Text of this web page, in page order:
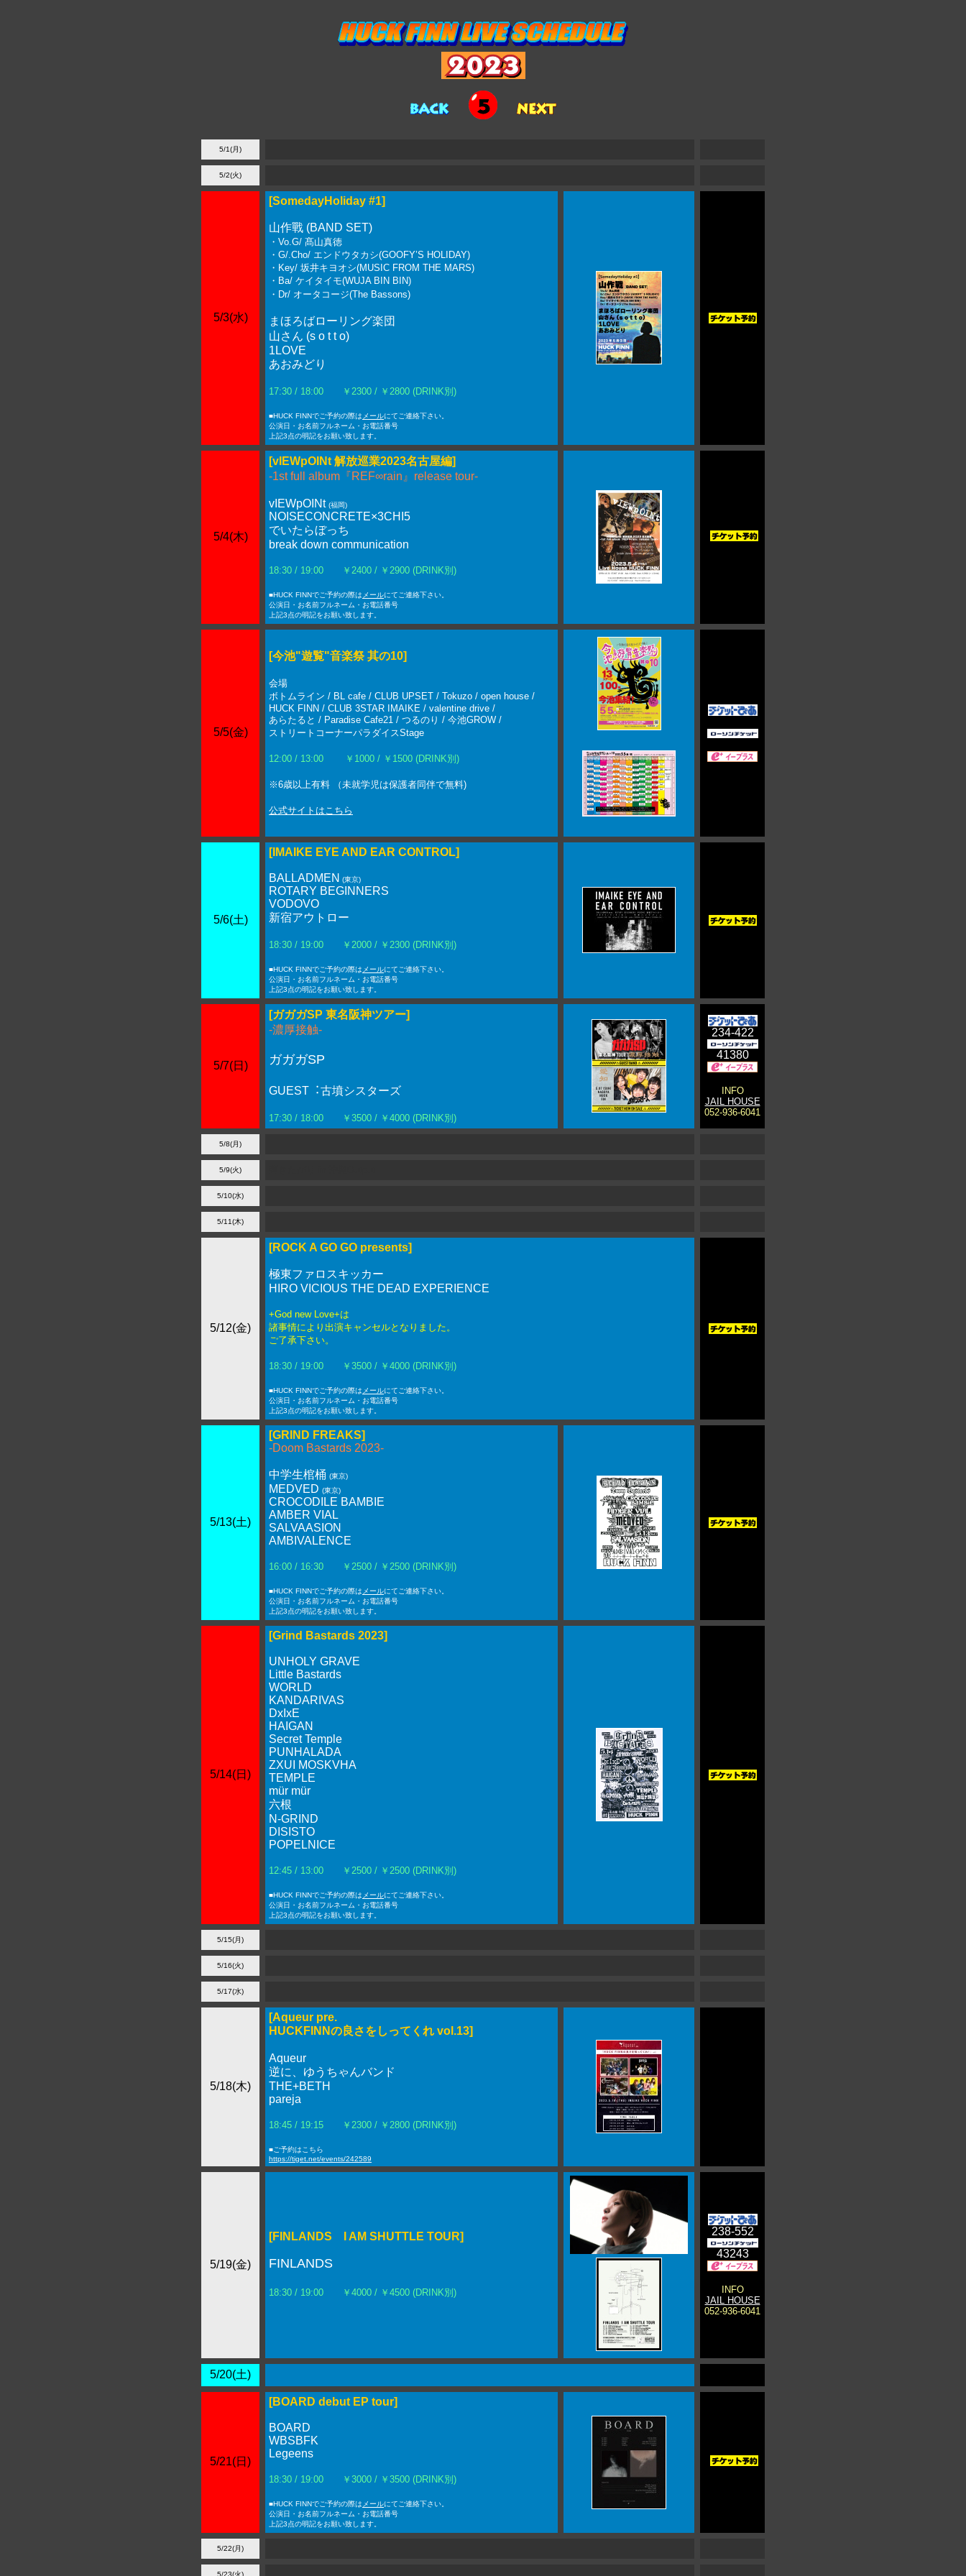
5/1(月)
5/2(火)
5/3(水)
[SomedayHoliday #1]
山作戰 (BAND SET)
・Vo.G/ 髙山真徳
・G/.Cho/ エンドウタカシ(GOOFY’S HOLIDAY)
・Key/ 坂井キヨオシ(MUSIC FROM THE MARS)
・Ba/ ケイタイモ(WUJA BIN BIN)
・Dr/ オータコージ(The Bassons)
まほろばローリング楽団
山さん (s o t t o)
1LOVE
あおみどり
17:30 / 18:00 ￥2300 / ￥2800 (DRINK別)
■HUCK FINNでご予約の際は メールにてご連絡下さい。
公演日・お名前フルネーム・お電話番号
上記3点の明記をお願い致します。
5/4(木)
[vIEWpOINt 解放巡業2023名古屋編]
-1st full album『REF∞rain』release tour-
vIEWpOINt (福岡)
NOISECONCRETE×3CHI5
でいたらぼっち
break down communication
18:30 / 19:00 ￥2400 / ￥2900 (DRINK別)
■HUCK FINNでご予約の際は メールにてご連絡下さい。
公演日・お名前フルネーム・お電話番号
上記3点の明記をお願い致します。
5/5(金)
[今池"遊覧"音楽祭 其の10]
会場
ボトムライン / BL cafe / CLUB UPSET / Tokuzo / open house /
HUCK FINN / CLUB 3STAR IMAIKE / valentine drive /
あらたると / Paradise Cafe21 / つるのり / 今池GROW /
ストリートコーナーパラダイスStage
12:00 / 13:00 ￥1000 / ￥1500 (DRINK別)
※6歳以上有料 （未就学児は保護者同伴で無料)
公式サイトはこちら
5/6(土)
[IMAIKE EYE AND EAR CONTROL]
BALLADMEN (東京)
ROTARY BEGINNERS
VODOVO
新宿アウトロー
18:30 / 19:00 ￥2000 / ￥2300 (DRINK別)
■HUCK FINNでご予約の際は メールにてご連絡下さい。
公演日・お名前フルネーム・お電話番号
上記3点の明記をお願い致します。
5/7(日)
[ガガガSP 東名阪神ツアー]
-濃厚接触-
ガガガSP
GUEST︓古墳シスターズ
17:30 / 18:00 ￥3500 / ￥4000 (DRINK別)
234-422
41380
INFO
JAIL HOUSE
052-936-6041
5/8(月)
5/9(火)
5/10(水)
5/11(木)
5/12(金)
[ROCK A GO GO presents]
極東ファロスキッカー
HIRO VICIOUS THE DEAD EXPERIENCE
+God new Love+は
諸事情により出演キャンセルとなりました。
ご了承下さい。
18:30 / 19:00 ￥3500 / ￥4000 (DRINK別)
■HUCK FINNでご予約の際は メールにてご連絡下さい。
公演日・お名前フルネーム・お電話番号
上記3点の明記をお願い致します。
5/13(土)
[GRIND FREAKS]
-Doom Bastards 2023-
中学生棺桶 (東京)
MEDVED (東京)
CROCODILE BAMBIE
AMBER VIAL
SALVAASION
AMBIVALENCE
16:00 / 16:30 ￥2500 / ￥2500 (DRINK別)
■HUCK FINNでご予約の際は メールにてご連絡下さい。
公演日・お名前フルネーム・お電話番号
上記3点の明記をお願い致します。
5/14(日)
[Grind Bastards 2023]
UNHOLY GRAVE
Little Bastards
WORLD
KANDARIVAS
DxIxE
HAIGAN
Secret Temple
PUNHALADA
ZXUI MOSKVHA
TEMPLE
mür mür
六根
N-GRIND
DISISTO
POPELNICE
12:45 / 13:00 ￥2500 / ￥2500 (DRINK別)
■HUCK FINNでご予約の際は メールにてご連絡下さい。
公演日・お名前フルネーム・お電話番号
上記3点の明記をお願い致します。
5/15(月)
5/16(火)
5/17(水)
5/18(木)
[Aqueur pre.
HUCKFINNの良さをしってくれ vol.13]
Aqueur
逆に、ゆうちゃんバンド
THE+BETH
pareja
18:45 / 19:15 ￥2300 / ￥2800 (DRINK別)
■ご予約はこちら
https://tiget.net/events/242589
5/19(金)
[FINLANDS I AM SHUTTLE TOUR]
FINLANDS
18:30 / 19:00 ￥4000 / ￥4500 (DRINK別)
238-552
43243
INFO
JAIL HOUSE
052-936-6041
5/20(土)
5/21(日)
[BOARD debut EP tour]
BOARD
WBSBFK
Legeens
18:30 / 19:00 ￥3000 / ￥3500 (DRINK別)
■HUCK FINNでご予約の際は メールにてご連絡下さい。
公演日・お名前フルネーム・お電話番号
上記3点の明記をお願い致します。
5/22(月)
5/23(火)